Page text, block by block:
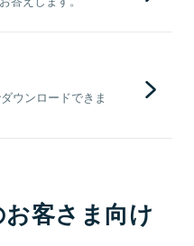
ウンロードできま
客さま向け